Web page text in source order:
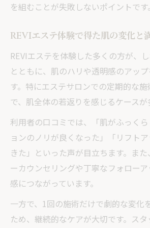
を組むことが失敗しないポイントです。
REVIエステ体験で得た肌の変化と
REVIエステを体験した多くの方が、
とともに、肌のハリや透明感のアッ
す。特にエステサロンでの定期的な
で、肌全体の若返りを感じるケースが
利用者の口コミでは、「肌がふっく
ョンのノリが良くなった」「リフト
きた」といった声が目立ちます。ま
ーカウンセリングや丁寧なフォロー
感につながっています。
一方で、1回の施術だけで劇的な変化
ため、継続的なケアが大切です。ス